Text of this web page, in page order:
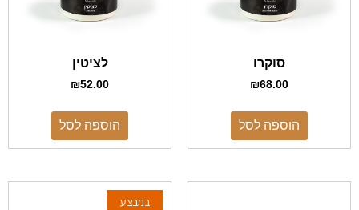
סוקרו
₪68.00
הוספה לסל
לציטין
₪52.00
הוספה לסל
במבצע